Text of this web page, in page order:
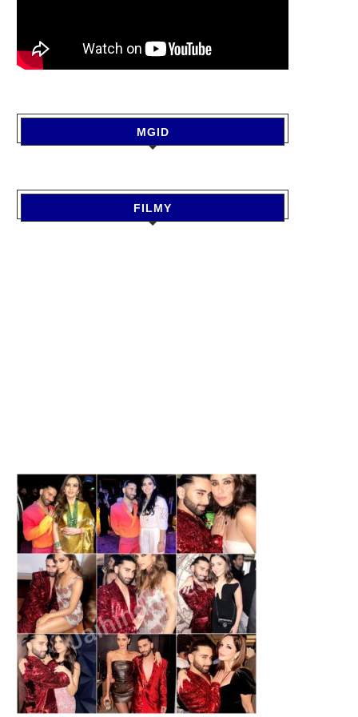
आम भूतों से
कितने अलग हैं, गरुड़...
August 8, 2026
HEALTH : महिलाओं की
MGID
FILMY